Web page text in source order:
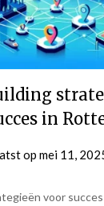
in
op mei 11,
voor